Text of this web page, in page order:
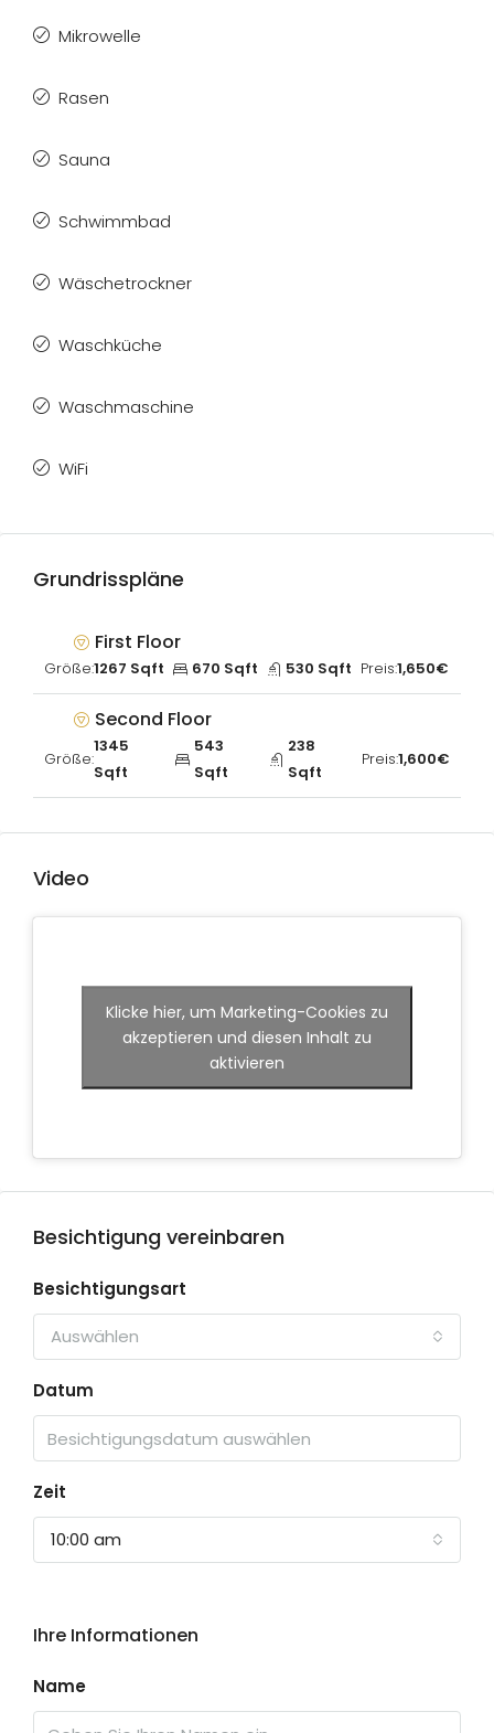
Mikrowelle
Rasen
Sauna
Schwimmbad
Wäschetrockner
Waschküche
Waschmaschine
WiFi
Grundrisspläne
First Floor
Größe:1267 Sqft 670 Sqft 530 Sqft Preis:1,650€
Second Floor
Größe:
1345
Sqft
543
Sqft
238
Sqft
Preis:1,600€
Video
Klicke hier, um Marketing-Cookies zu
akzeptieren und diesen Inhalt zu
aktivieren
Besichtigung vereinbaren
Besichtigungsart
Auswählen
Datum
Zeit
10:00 am
Ihre Informationen
Name